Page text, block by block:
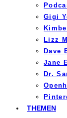
Gigi
Lizz
Dave
Jane
Dr.
THEMEN